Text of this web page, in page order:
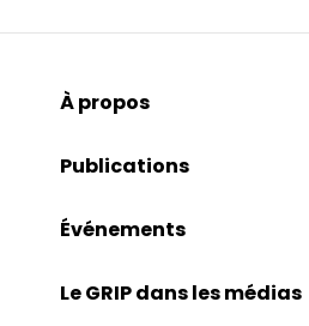
À propos
Publications
Événements
Le GRIP dans les médias